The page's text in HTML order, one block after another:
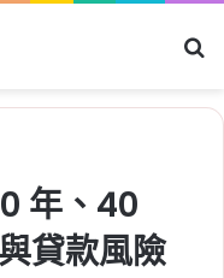
年、40
貸款風險